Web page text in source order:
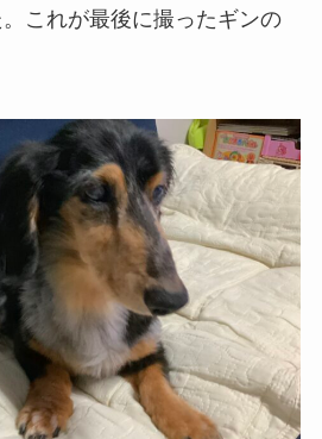
これが最後に撮ったギンの